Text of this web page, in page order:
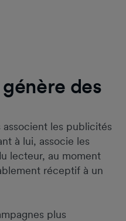
des
les publicités
à lui, associe les
lecteur, au moment
réceptif à un
plus